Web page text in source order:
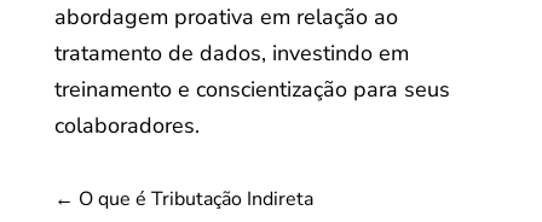
abordagem proativa em relação ao
tratamento de dados, investindo em
treinamento e conscientização para seus
colaboradores.
← O que é Tributação Indireta